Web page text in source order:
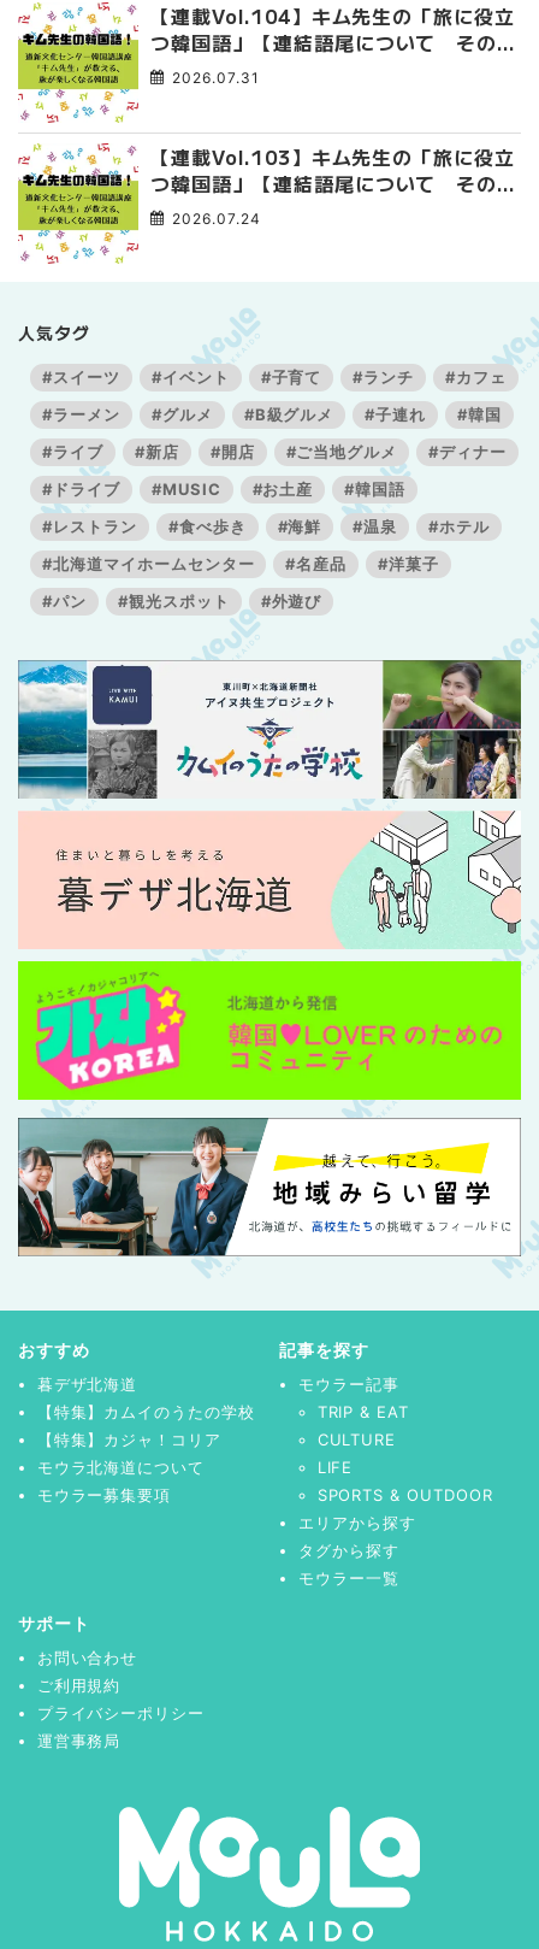
【連載Vol.104】キム先生の「旅に役立
つ韓国語」【連結語尾について その
4】2026.07.31
【連載Vol.103】キム先生の「旅に役立
つ韓国語」【連結語尾について その
3】2026.07.24
人気タグ
#スイーツ #イベント #子育て #ランチ
#カフェ
#ラーメン
#グルメ #B級グルメ #子連れ
#韓国
#ライブ
#新店 #開店 #ご当地グルメ
#ディナー
#ドライブ
#MUSIC #お土産
#韓国語
#レストラン
#食べ歩き #海鮮 #温泉
#ホテル
#北海道マイホームセンター
#名産品
#洋菓子
#パン
#観光スポット #外遊び
おすすめ
暮デザ北海道
【特集】カムイのうたの学校
【特集】カジャ！コリア
モウラ北海道について
モウラー募集要項
記事を探す
モウラー記事
TRIP & EAT
CULTURE
LIFE
SPORTS & OUTDOOR
エリアから探す
タグから探す
モウラー一覧
サポート
お問い合わせ
ご利用規約
プライバシーポリシー
運営事務局